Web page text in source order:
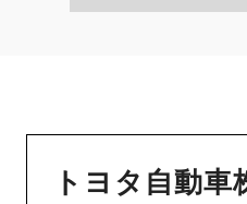
トヨタ自動